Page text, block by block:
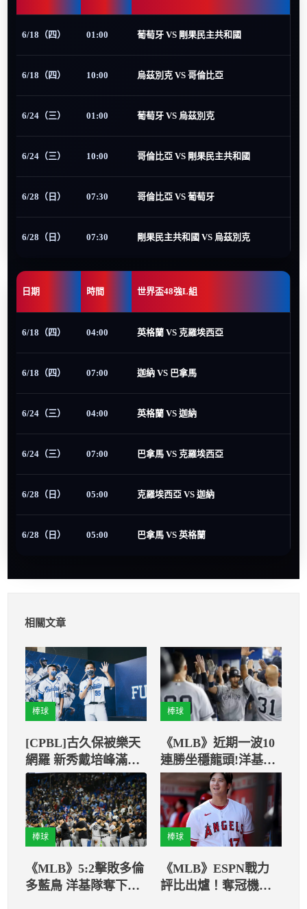
6/18（四） 01:00 葡萄牙 VS 剛果民主共和國
6/18（四） 10:00 烏茲別克 VS 哥倫比亞
6/24（三） 01:00 葡萄牙 VS 烏茲別克
6/24（三） 10:00 哥倫比亞 VS 剛果民主共和國
6/28（日） 07:30 哥倫比亞 VS 葡萄牙
6/28（日） 07:30 剛果民主共和國 VS 烏茲別克
日期 時間 世界盃48強L組
6/18（四） 04:00 英格蘭 VS 克羅埃西亞
6/18（四） 07:00 迦納 VS 巴拿馬
6/24（三） 04:00 英格蘭 VS 迦納
6/24（三） 07:00 巴拿馬 VS 克羅埃西亞
6/28（日） 05:00 克羅埃西亞 VS 迦納
6/28（日） 05:00 巴拿馬 VS 英格蘭
相關文章
棒球
[CPBL]古久保被樂天
網羅 新秀戴培峰滿滿
歉意
棒球
《MLB》近期一波10
連勝坐穩龍頭!洋基還
可以將連續勝場拉至
幾場?
棒球
《MLB》5:2擊敗多倫
多藍鳥 洋基隊奪下美
棒球
《MLB》ESPN戰力
評比出爐！奪冠機率